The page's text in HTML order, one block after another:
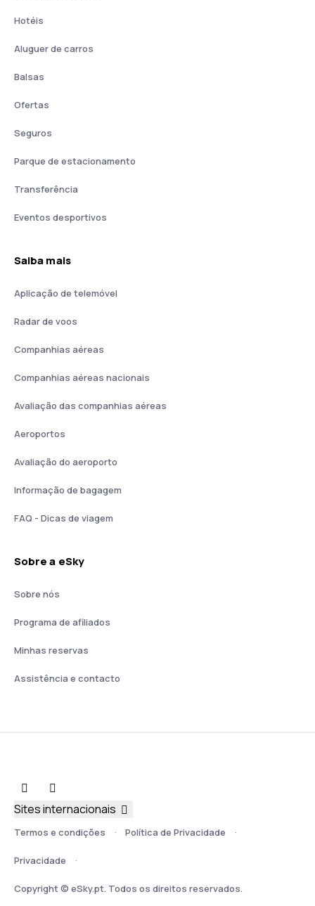
Hotéis
Aluguer de carros
Balsas
Ofertas
Seguros
Parque de estacionamento
Transferência
Eventos desportivos
Saiba mais
Aplicação de telemóvel
Radar de voos
Companhias aéreas
Companhias aéreas nacionais
Avaliação das companhias aéreas
Aeroportos
Avaliação do aeroporto
Informação de bagagem
FAQ - Dicas de viagem
Sobre a eSky
Sobre nós
Programa de afiliados
Minhas reservas
Assistência e contacto
Termos e condições Política de Privacidade
Privacidade
Copyright © eSky.pt. Todos os direitos reservados.
Sites internacionais